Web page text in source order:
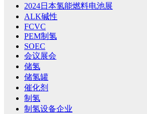
2024日本氢能燃料电池展
ALK碱性
FCVC
PEM制氢
SOEC
会议展会
储氢
储氢罐
催化剂
制氢
制氢设备企业